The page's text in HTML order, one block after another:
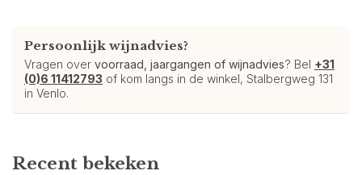
Persoonlijk wijnadvies?
Vragen over voorraad, jaargangen of wijnadvies? Bel +31
(0)6 11412793 of kom langs in de winkel, Stalbergweg 131
in Venlo.
Recent bekeken